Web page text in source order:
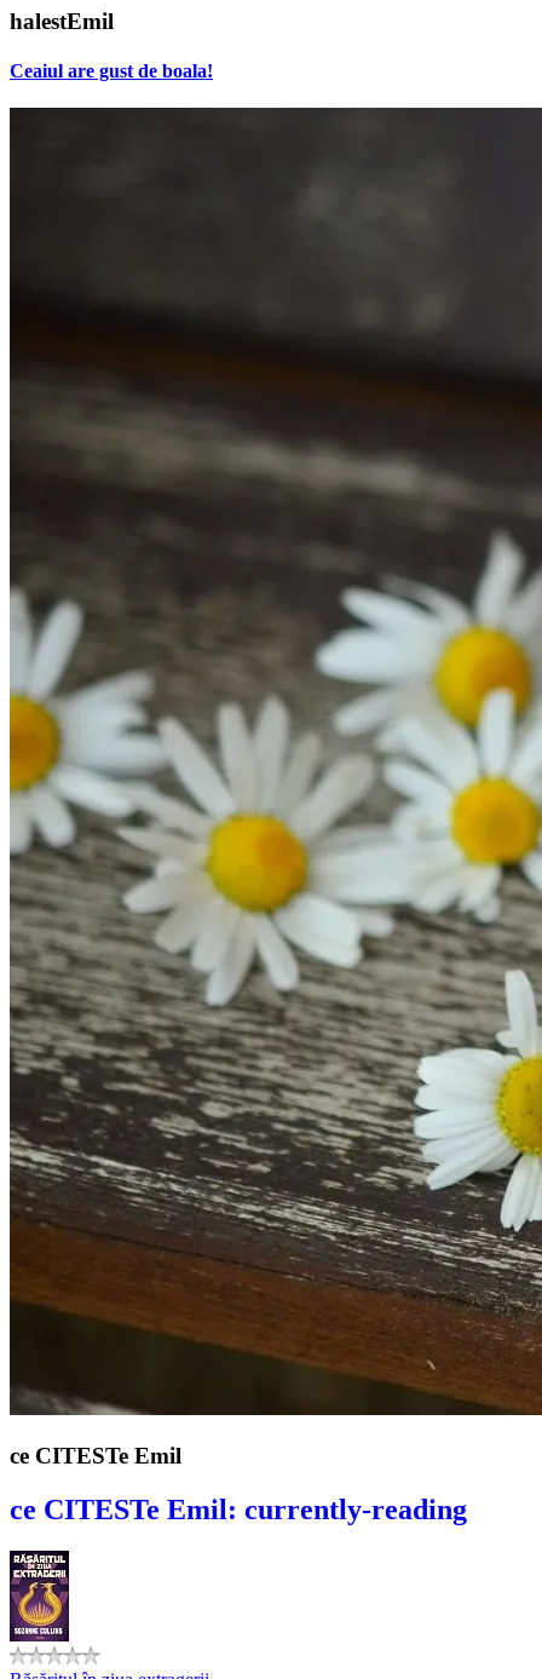
halestEmil
Ceaiul are gust de boala!
ce CITESTe Emil
ce CITESTe Emil: currently-reading